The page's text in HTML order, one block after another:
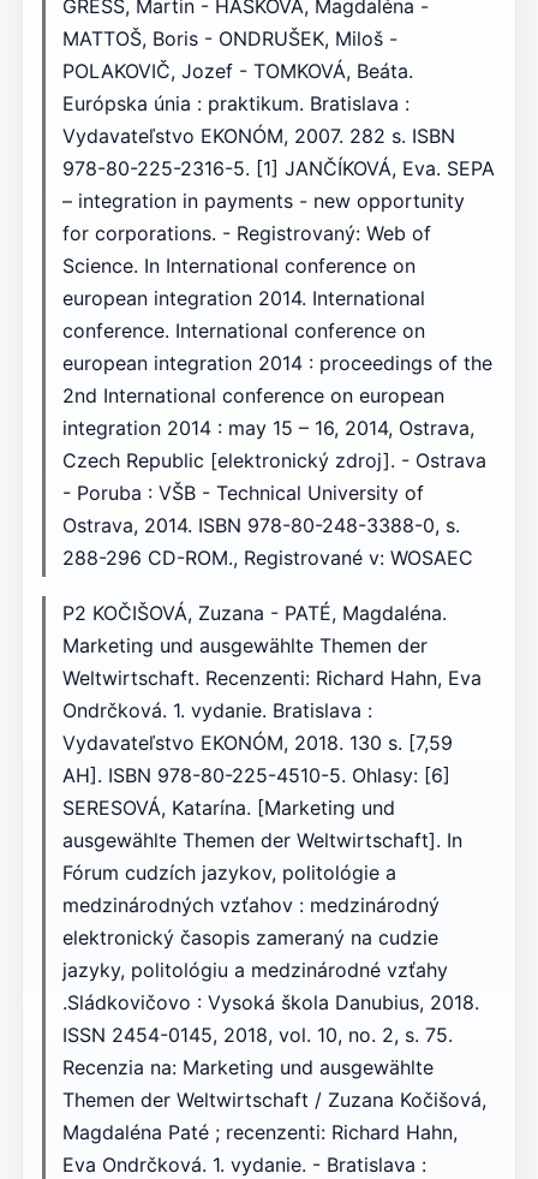
GREŠŠ, Martin - HAŠKOVÁ, Magdaléna -
MATTOŠ, Boris - ONDRUŠEK, Miloš -
POLAKOVIČ, Jozef - TOMKOVÁ, Beáta.
Európska únia : praktikum. Bratislava :
Vydavateľstvo EKONÓM, 2007. 282 s. ISBN
978-80-225-2316-5. [1] JANČÍKOVÁ, Eva. SEPA
– integration in payments - new opportunity
for corporations. - Registrovaný: Web of
Science. In International conference on
european integration 2014. International
conference. International conference on
european integration 2014 : proceedings of the
2nd International conference on european
integration 2014 : may 15 – 16, 2014, Ostrava,
Czech Republic [elektronický zdroj]. - Ostrava
- Poruba : VŠB - Technical University of
Ostrava, 2014. ISBN 978-80-248-3388-0, s.
288-296 CD-ROM., Registrované v: WOSAEC
P2 KOČIŠOVÁ, Zuzana - PATÉ, Magdaléna.
Marketing und ausgewählte Themen der
Weltwirtschaft. Recenzenti: Richard Hahn, Eva
Ondrčková. 1. vydanie. Bratislava :
Vydavateľstvo EKONÓM, 2018. 130 s. [7,59
AH]. ISBN 978-80-225-4510-5. Ohlasy: [6]
SERESOVÁ, Katarína. [Marketing und
ausgewählte Themen der Weltwirtschaft]. In
Fórum cudzích jazykov, politológie a
medzinárodných vzťahov : medzinárodný
elektronický časopis zameraný na cudzie
jazyky, politológiu a medzinárodné vzťahy
.Sládkovičovo : Vysoká škola Danubius, 2018.
ISSN 2454-0145, 2018, vol. 10, no. 2, s. 75.
Recenzia na: Marketing und ausgewählte
Themen der Weltwirtschaft / Zuzana Kočišová,
Magdaléna Paté ; recenzenti: Richard Hahn,
Eva Ondrčková. 1. vydanie. - Bratislava :